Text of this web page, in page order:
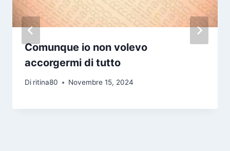
Comunque io non volevo
accorgermi di tutto
Di ritina80 Novembre 15, 2024